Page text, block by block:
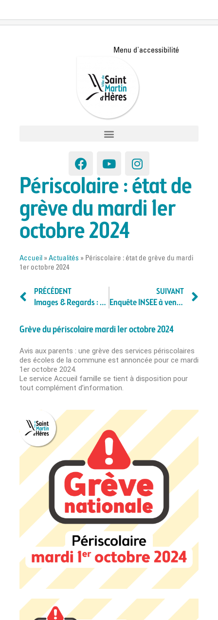
Périscolaire : état de
grève du mardi 1er
octobre 2024
Accueil » Actualités » Périscolaire : état de grève du mardi
1er octobre 2024
PRÉCÉDENT
Images & Regards : une expérience artistique unique !
SUIVANT
Enquête INSEE à venir sur la commune
Grève du périscolaire mardi 1er octobre 2024
Avis aux parents : une grève des services périscolaires
des écoles de la commune est annoncée pour ce mardi
1er octobre 2024.
Le service Accueil famille se tient à disposition pour
tout complément d’information.